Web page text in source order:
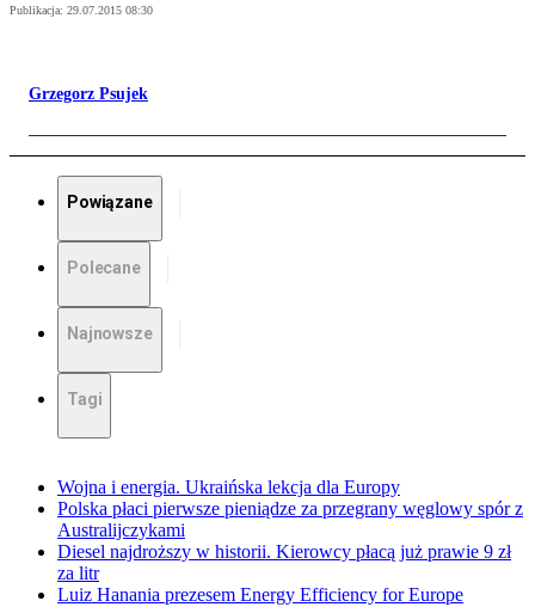
Publikacja: 29.07.2015 08:30
Grzegorz Psujek
Powiązane
Polecane
Najnowsze
Tagi
Wojna i energia. Ukraińska lekcja dla Europy
Polska płaci pierwsze pieniądze za przegrany węglowy spór z
Australijczykami
Diesel najdroższy w historii. Kierowcy płacą już prawie 9 zł
za litr
Luiz Hanania prezesem Energy Efficiency for Europe